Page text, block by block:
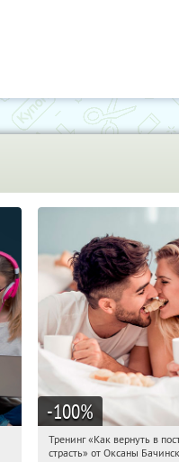
-100%
03:51:04
Тренинг «Как вернуть в
страсть» от Оксаны